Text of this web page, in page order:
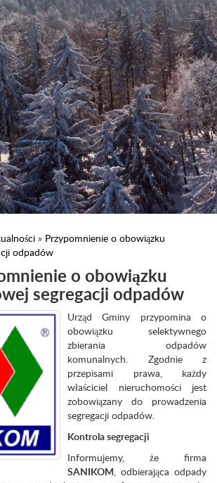
» Przypomnienie o obowiązku
odpadów
o obowiązku
segregacji odpadów
Urząd Gminy przypomina o
obowiązku selektywnego
zbierania odpadów
komunalnych. Zgodnie z
przepisami prawa, każdy
właściciel nieruchomości jest
zobowiązany do prowadzenia
segregacji odpadów.
Kontrola segregacji
Informujemy, że firma
SANIKOM, odbierająca odpady